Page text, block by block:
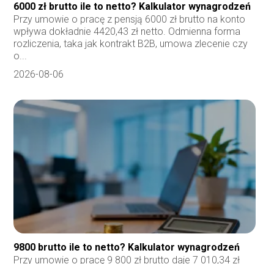
6000 zł brutto ile to netto? Kalkulator wynagrodzeń
Przy umowie o pracę z pensją 6000 zł brutto na konto
wpływa dokładnie 4420,43 zł netto. Odmienna forma
rozliczenia, taka jak kontrakt B2B, umowa zlecenie czy
o...
2026-08-06
9800 brutto ile to netto? Kalkulator wynagrodzeń
Przy umowie o pracę 9 800 zł brutto daje 7 010,34 zł